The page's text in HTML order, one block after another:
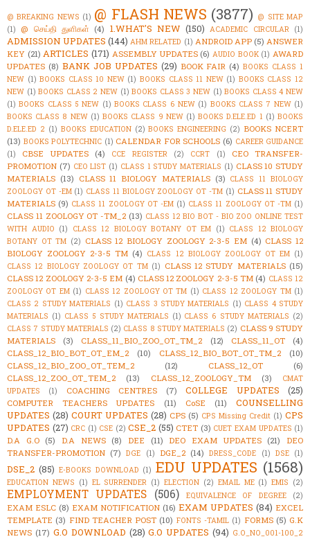
@ BREAKING NEWS (1) @ FLASH NEWS (3877) @ SITE MAP
(1) @ செய்தி துளிகள் (4) 1.WHAT'S NEW (150) ACADEMIC CIRCULAR (1)
ADMISSION UPDATES (144) AHM RELATED (1) ANDROID APP (5) ANSWER
KEY (21) ARTICLES (171) ASSEMBLY UPDATES (6) AUDIO BOOK (1) AWARD
UPDATES (8) BANK JOB UPDATES (29) BOOK FAIR (4) BOOKS CLASS 1
NEW (1) BOOKS CLASS 10 NEW (1) BOOKS CLASS 11 NEW (1) BOOKS CLASS 12
NEW (1) BOOKS CLASS 2 NEW (1) BOOKS CLASS 3 NEW (1) BOOKS CLASS 4 NEW
(1) BOOKS CLASS 5 NEW (1) BOOKS CLASS 6 NEW (1) BOOKS CLASS 7 NEW (1)
BOOKS CLASS 8 NEW (1) BOOKS CLASS 9 NEW (1) BOOKS D.ELE.ED 1 (1) BOOKS
D.ELE.ED 2 (1) BOOKS EDUCATION (2) BOOKS ENGINEERING (2) BOOKS NCERT
(13) BOOKS POLYTECHNIC (1) CALENDAR FOR SCHOOLS (6) CAREER GUIDANCE
(1)
CBSE UPDATES (4) CCE REGISTER (2) CCRT (1)
CEO TRANSFER-
PROMOTION (7) CEO LIST (1) CLASS 1 STUDY MATERIALS (1) CLASS 10 STUDY
MATERIALS (13) CLASS 11 BIOLOGY MATERIALS (3) CLASS 11 BIOLOGY
ZOOLOGY OT -EM (1) CLASS 11 BIOLOGY ZOOLOGY OT -TM (1) CLASS 11 STUDY
MATERIALS (9) CLASS 11 ZOOLOGY OT -EM (1) CLASS 11 ZOOLOGY OT -TM (1)
CLASS 11 ZOOLOGY OT -TM_2 (13) CLASS 12 BIO BOT - BIO ZOO ONLINE TEST
WITH AUDIO (1) CLASS 12 BIOLOGY BOTANY OT EM (1) CLASS 12 BIOLOGY
BOTANY OT TM (2) CLASS 12 BIOLOGY ZOOLOGY 2-3-5 EM (4) CLASS 12
BIOLOGY ZOOLOGY 2-3-5 TM (4) CLASS 12 BIOLOGY ZOOLOGY OT EM (1)
CLASS 12 BIOLOGY ZOOLOGY OT TM (1) CLASS 12 STUDY MATERIALS (15)
CLASS 12 ZOOLOGY 2-3-5 EM (4) CLASS 12 ZOOLOGY 2-3-5 TM (4) CLASS 12
ZOOLOGY OT EM (1) CLASS 12 ZOOLOGY OT TM (1) CLASS 12 ZOOLOGY TM (1)
CLASS 2 STUDY MATERIALS (1) CLASS 3 STUDY MATERIALS (1) CLASS 4 STUDY
MATERIALS (1) CLASS 5 STUDY MATERIALS (1) CLASS 6 STUDY MATERIALS (2)
CLASS 7 STUDY MATERIALS (2) CLASS 8 STUDY MATERIALS (2) CLASS 9 STUDY
MATERIALS
(3) CLASS_11_BIO_ZOO_OT_TM_2 (12) CLASS_11_OT
(4)
CLASS_12_BIO_BOT_OT_EM_2
(10) CLASS_12_BIO_BOT_OT_TM_2
(10)
CLASS_12_BIO_ZOO_OT_TEM_2
(12) CLASS_12_OT
(6)
CLASS_12_ZOO_OT_TEM_2
(13) CLASS_12_ZOOLOGY_TM (3)
CMAT
UPDATES
(1) COACHING CENTRES (7) COLLEGE UPDATES (25)
COMPUTER TEACHERS UPDATES (11) CoSE (11)
COUNSELLING
UPDATES (28) COURT UPDATES (28) CPS (5) CPS Missing Credit (1) CPS
UPDATES (27) CRC (1) CSE (2) CSE_2 (55) CTET (3) CUET EXAM UPDATES (1)
D.A G.O (5) D.A NEWS (8) DEE (11) DEO EXAM UPDATES (21)
DEO
TRANSFER-PROMOTION (7) DGE (1) DGE_2 (14) DRESS_CODE (1) DSE (1)
DSE_2 (85) E-BOOKS DOWNLOAD (1) EDU UPDATES (1568)
EDUCATION NEWS (1) EL SURRENDER (1) ELECTION (2) EMAIL ME (1) EMIS (2)
EMPLOYMENT UPDATES (506) EQUIVALENCE OF DEGREE (2)
EXAM ESLC (8) EXAM NOTIFICATION (16) EXAM UPDATES (84) EXCEL
TEMPLATE (3) FIND TEACHER POST (10) FONTS -TAMIL (1) FORMS (5) G.K
NEWS (17) G.O DOWNLOAD (28) G.O UPDATES (94) G.O_NO_001-100_2